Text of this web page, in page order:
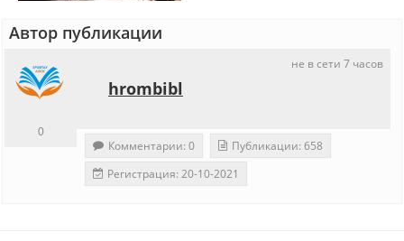
Автор публикации
не в сети 7 часов
hrombibl
0
Комментарии: 0
Публикации: 658
Регистрация: 20-10-2021